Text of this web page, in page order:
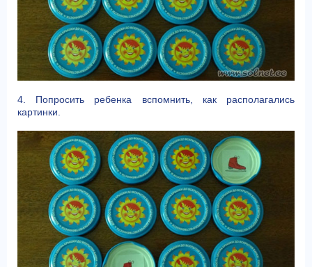
4. Попросить ребенка вспомнить, как располагались
картинки.